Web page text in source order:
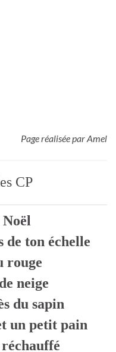
Page réalisée par Amel
CP
de ton échelle
rouge
neige
du sapin
un petit pain